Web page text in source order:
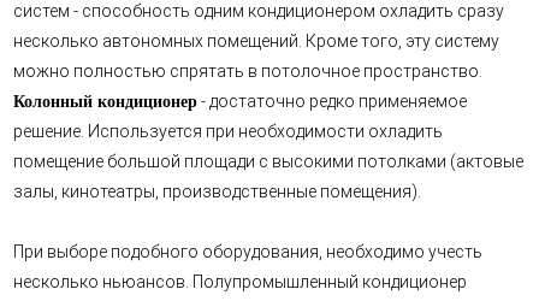
систем - способность одним кондиционером охладить сразу
несколько автономных помещений. Кроме того, эту систему
можно полностью спрятать в потолочное пространство.
Колонный кондиционер - достаточно редко применяемое
решение. Используется при необходимости охладить
помещение большой площади с высокими потолками (актовые
залы, кинотеатры, производственные помещения).
При выборе подобного оборудования, необходимо учесть
несколько ньюансов. Полупромышленный кондиционер